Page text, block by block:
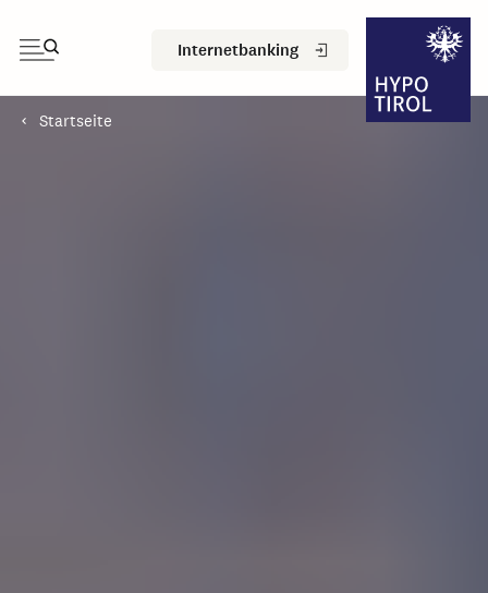
Internetbanking
Startseite